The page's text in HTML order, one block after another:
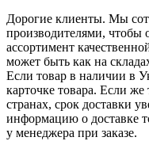
Дорогие клиенты. Мы
производителями, чтобы
ассортимент
может быть как на
Если товар в наличии в
карточке товара. Если же
странах, срок доставки
информацию о доставке
у менеджера при заказе.